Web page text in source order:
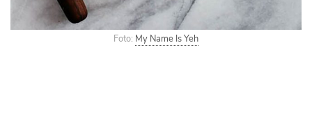
Foto: My Name Is Yeh